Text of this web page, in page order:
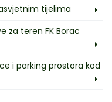
tijelima
za teren FK Borac
i parking prostora kod